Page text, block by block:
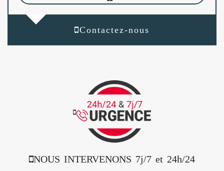
Contactez-nous
NOUS INTERVENONS 7j/7 et 24h/24